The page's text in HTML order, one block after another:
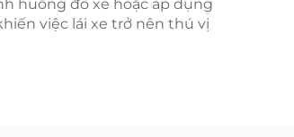
huống đỗ xe hoặc áp dụng
việc lái xe trở nên thú vị